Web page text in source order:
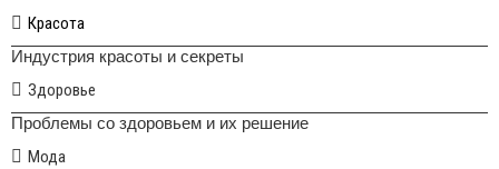
Красота
Индустрия красоты и секреты
Здоровье
Проблемы со здоровьем и их решение
Мода